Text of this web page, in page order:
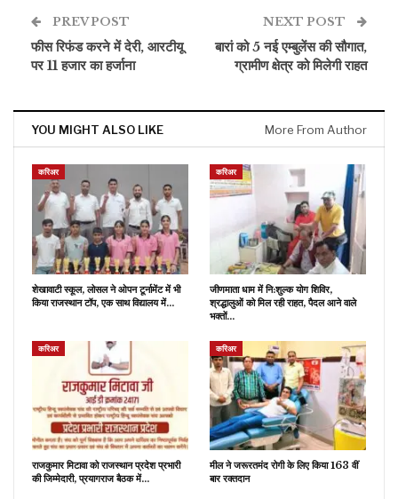
PREV POST
फीस रिफंड करने में देरी, आरटीयू
पर 11 हजार का हर्जाना
NEXT POST
बारां को 5 नई एम्बुलेंस की सौगात,
ग्रामीण क्षेत्र को मिलेगी राहत
YOU MIGHT ALSO LIKE More From Author
करिअर
शेखावाटी स्कूल, लोसल ने ओपन टूर्नामेंट में भी
किया राजस्थान टॉप, एक साथ विद्यालय में…
करिअर
जीणमाता धाम में नि:शुल्क योग शिविर,
श्रद्धालुओं को मिल रही राहत, पैदल आने वाले
भक्तों…
करिअर
राजकुमार मिटावा को राजस्थान प्रदेश प्रभारी
की जिम्मेदारी, प्रयागराज बैठक में…
करिअर
मील ने जरूरतमंद रोगी के लिए किया 163 वीं
बार रक्तदान